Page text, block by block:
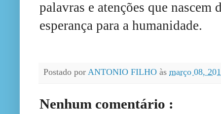
palavras e atenções que nascem
esperança para a humanidade.
Postado por ANTONIO FILHO às março 08,
Nenhum comentário :